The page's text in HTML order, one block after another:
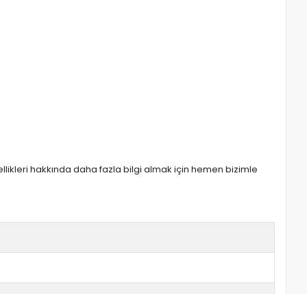
hakkında daha fazla bilgi almak için hemen bizimle